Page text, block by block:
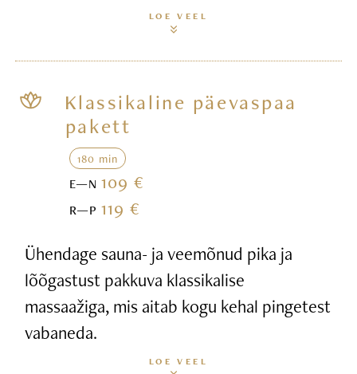
LOE VEEL
Klassikaline päevaspaa
pakett
180 min
E—N109 €
R—P119 €
Ühendage sauna- ja veemõnud pika ja
lõõgastust pakkuva klassikalise
massaažiga, mis aitab kogu kehal pingetest
vabaneda.
LOE VEEL